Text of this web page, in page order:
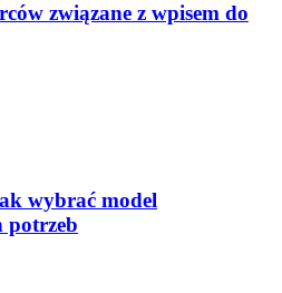
związane z wpisem do
wybrać model
potrzeb